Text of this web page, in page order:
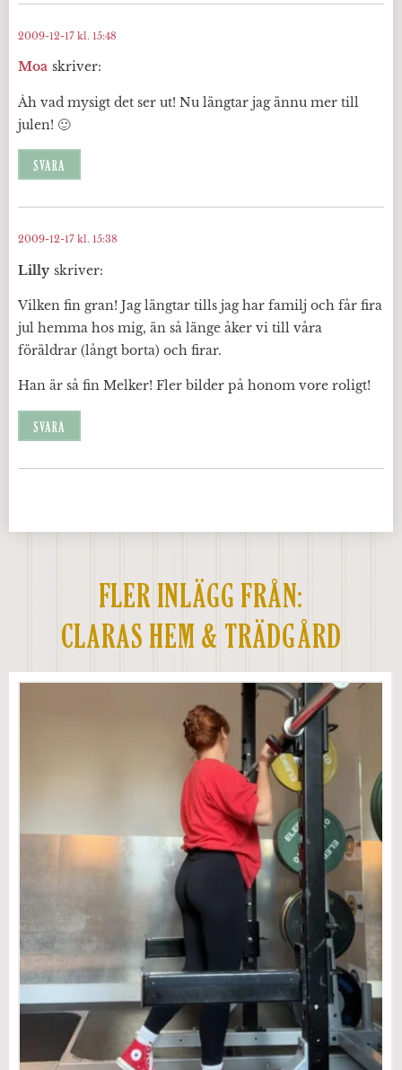
Moa skriver:
2009-12-17 kl. 15:48
Åh vad mysigt det ser ut! Nu längtar jag ännu mer till
julen! 🙂
SVARA
Lilly skriver:
2009-12-17 kl. 15:38
Vilken fin gran! Jag längtar tills jag har familj och får fira
jul hemma hos mig, än så länge åker vi till våra
föräldrar (långt borta) och firar.
Han är så fin Melker! Fler bilder på honom vore roligt!
SVARA
FLER INLÄGG FRÅN:
CLARAS HEM & TRÄDGÅRD